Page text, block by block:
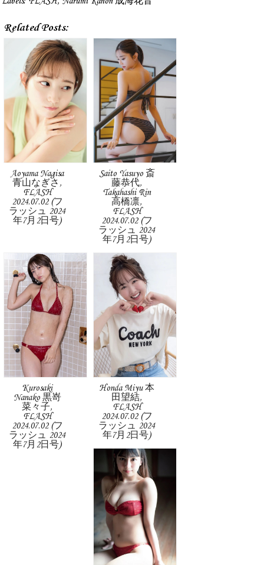
Related Posts:
Aoyama Nagisa
青山なぎさ,
FLASH
2024.07.02 (フ
ラッシュ 2024
年7月2日号)
Saito Yasuyo 斎
藤恭代,
Takahashi Rin
高橋凛,
FLASH
2024.07.02 (フ
ラッシュ 2024
年7月2日号)
Kurosaki
Nanako 黒嵜
菜々子,
FLASH
2024.07.02 (フ
ラッシュ 2024
年7月2日号)
Honda Miyu 本
田望結,
FLASH
2024.07.02 (フ
ラッシュ 2024
年7月2日号)